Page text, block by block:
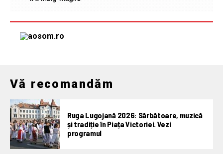
Vă recomandăm
Ruga Lugojană 2026: Sărbătoare, muzică
și tradiție în Piața Victoriei. Vezi
programul